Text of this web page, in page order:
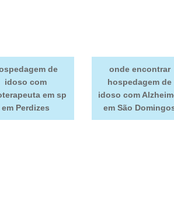
de
idoso com
em sp
em Perdizes
onde encontrar
hospedagem de
idoso com
em São